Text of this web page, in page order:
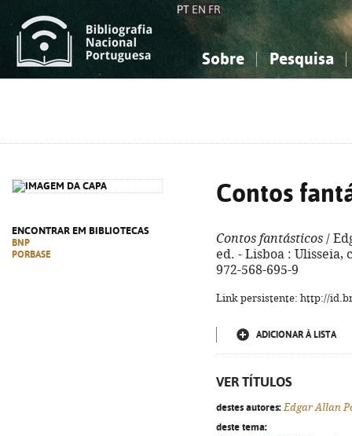
PT EN FR
Sobre Pesquisa
ENCONTRAR EM BIBLIOTECAS
BNP
PORBASE
Contos
Contos fantásticos /
ed. - Lisboa : Ulisseia,
972-568-695-9
Link persistente: http://
ADICIONAR À LISTA
VER TÍTULOS
destes autores: Edgar Allan
deste tema: